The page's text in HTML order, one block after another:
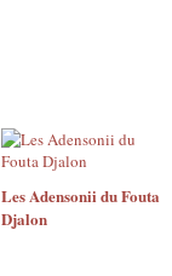
Les Adensonii du Fouta
Djalon